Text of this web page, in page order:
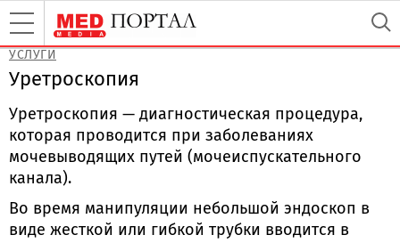
УСЛУГИ
Уретроскопия
Уретроскопия — диагностическая процедура,
которая проводится при заболеваниях
мочевыводящих путей (мочеиспускательного
канала).
Во время манипуляции небольшой эндоскоп в
виде жесткой или гибкой трубки вводится в